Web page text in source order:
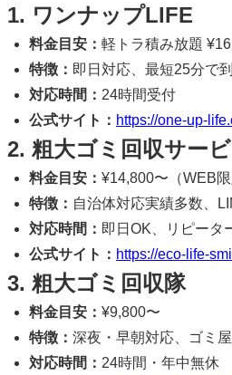
1. ワンナップLIFE
料金目安： 軽トラ積み放題
特徴： 即日対応、最短25分で
対応時間： 24時間受付
公式サイト： https://one-up-
2. 粗大ゴミ回収サー
料金目安： ¥14,800〜（WEB限
特徴： 自治体対応実績多数、
対応時間： 即日OK、リピータ
公式サイト： https://eco-life-
3. 粗大ゴミ回収隊
料金目安： ¥9,800〜
特徴： 深夜・早朝対応、ゴミ
対応時間： 24時間・年中無休